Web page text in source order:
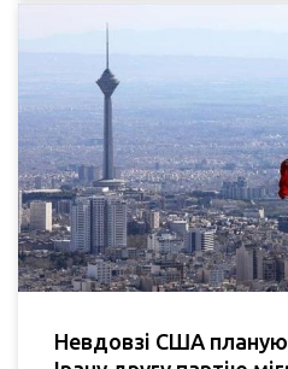
Невдовзі США